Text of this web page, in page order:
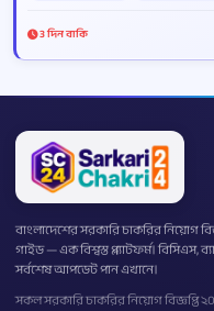
3 দিন বাকি
বাংলাদেশের সরকারি চাকরির নিয়োগ
গাইড — এক বিশ্বস্ত প্ল্যাটফর্ম। বিসিএস,
সর্বশেষ আপডেট পান এখানে।
সকল সরকারি চাকরির নিয়োগ বিজ্ঞপ্তি